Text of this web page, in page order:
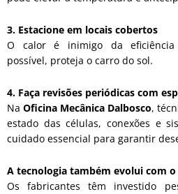
3. Estacione em locais cobertos
O calor é inimigo da eficiência
possível, proteja o carro do sol.
4. Faça revisões periódicas com
Na Oficina Mecânica Dalbosco,
estado das células, conexões e
cuidado essencial para garantir
A tecnologia também evolui com
Os fabricantes têm investido